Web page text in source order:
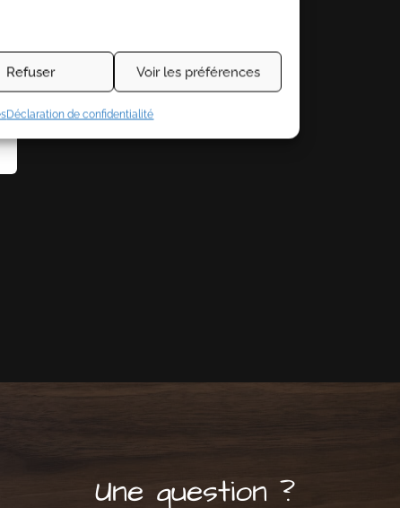
Refuser Voir les préférences
Déclaration de confidentialité
Une question ?